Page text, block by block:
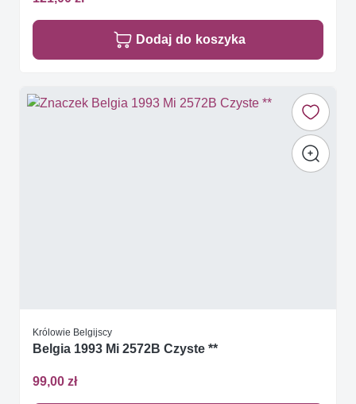
Dodaj do koszyka
Królowie Belgijscy
Belgia 1993 Mi 2572B Czyste **
99,00 zł